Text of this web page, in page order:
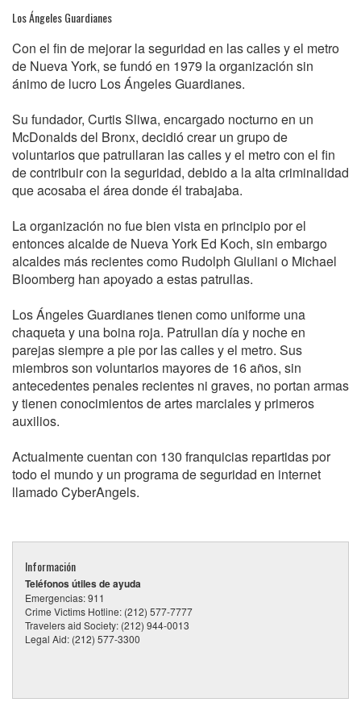
Los Ángeles Guardianes
Con el fin de mejorar la seguridad en las calles y el metro
de Nueva York, se fundó en 1979 la organización sin
ánimo de lucro Los Ángeles Guardianes.
Su fundador, Curtis Sliwa, encargado nocturno en un
McDonalds del Bronx, decidió crear un grupo de
voluntarios que patrullaran las calles y el metro con el fin
de contribuir con la seguridad, debido a la alta criminalidad
que acosaba el área donde él trabajaba.
La organización no fue bien vista en principio por el
entonces alcalde de Nueva York Ed Koch, sin embargo
alcaldes más recientes como Rudolph Giuliani o Michael
Bloomberg han apoyado a estas patrullas.
Los Ángeles Guardianes tienen como uniforme una
chaqueta y una boina roja. Patrullan día y noche en
parejas siempre a pie por las calles y el metro. Sus
miembros son voluntarios mayores de 16 años, sin
antecedentes penales recientes ni graves, no portan armas
y tienen conocimientos de artes marciales y primeros
auxilios.
Actualmente cuentan con 130 franquicias repartidas por
todo el mundo y un programa de seguridad en internet
llamado CyberAngels.
Información
Teléfonos útiles de ayuda
Emergencias: 911
Crime Victims Hotline: (212) 577-7777
Travelers aid Society: (212) 944-0013
Legal Aid: (212) 577-3300